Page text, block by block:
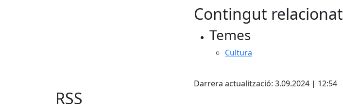
Contingut relacionat
Temes
Cultura
Darrera actualització: 3.09.2024 | 12:54
RSS